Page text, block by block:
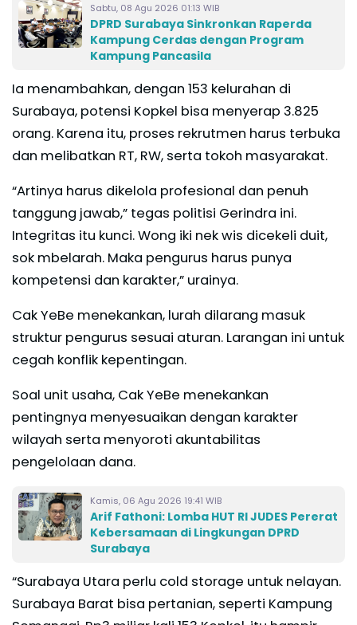
Sabtu, 08 Agu 2026 01:13 WIB
DPRD Surabaya Sinkronkan Raperda
Kampung Cerdas dengan Program
Kampung Pancasila
Ia menambahkan, dengan 153 kelurahan di
Surabaya, potensi Kopkel bisa menyerap 3.825
orang. Karena itu, proses rekrutmen harus terbuka
dan melibatkan RT, RW, serta tokoh masyarakat.
“Artinya harus dikelola profesional dan penuh
tanggung jawab,” tegas politisi Gerindra ini.
Integritas itu kunci. Wong iki nek wis dicekeli duit,
sok mbelarah. Maka pengurus harus punya
kompetensi dan karakter,” urainya.
Cak YeBe menekankan, lurah dilarang masuk
struktur pengurus sesuai aturan. Larangan ini untuk
cegah konflik kepentingan.
Soal unit usaha, Cak YeBe menekankan
pentingnya menyesuaikan dengan karakter
wilayah serta menyoroti akuntabilitas
pengelolaan dana.
Kamis, 06 Agu 2026 19:41 WIB
Arif Fathoni: Lomba HUT RI JUDES Pererat
Kebersamaan di Lingkungan DPRD
Surabaya
“Surabaya Utara perlu cold storage untuk nelayan.
Surabaya Barat bisa pertanian, seperti Kampung